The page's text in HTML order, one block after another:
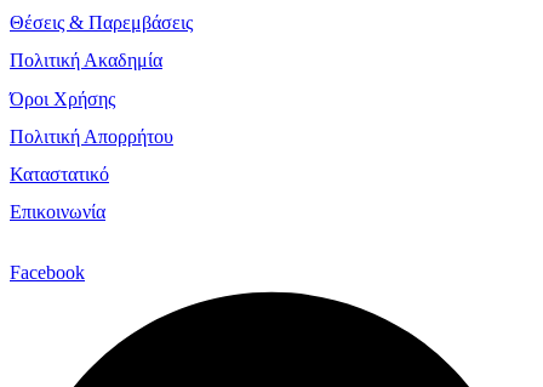
Θέσεις & Παρεμβάσεις
Πολιτική Ακαδημία
Όροι Χρήσης
Πολιτική Απορρήτου
Καταστατικό
Επικοινωνία
Facebook